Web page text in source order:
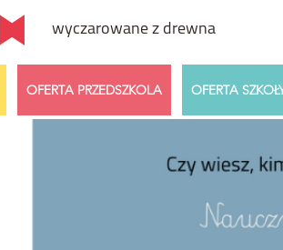
wyczarowane z drewna
cenowy Wiek
OFERTA PRZEDSZKOLA OFERTA